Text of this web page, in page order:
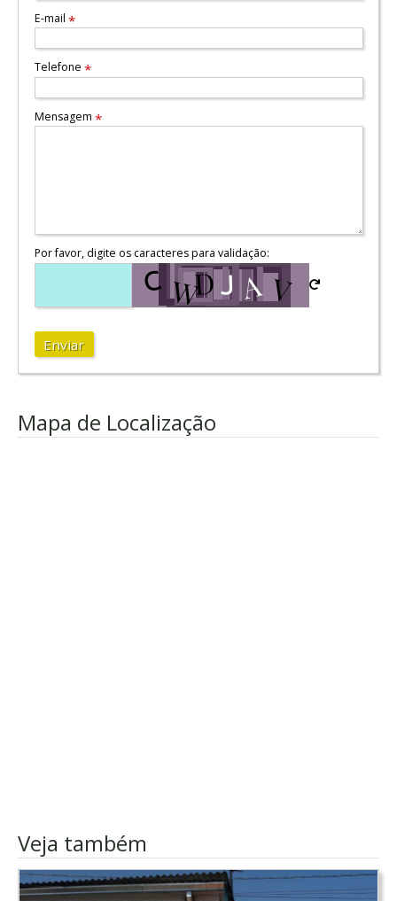
E-mail *
Telefone *
Mensagem *
Por favor, digite os caracteres para validação:
Enviar
Mapa de Localização
Veja também